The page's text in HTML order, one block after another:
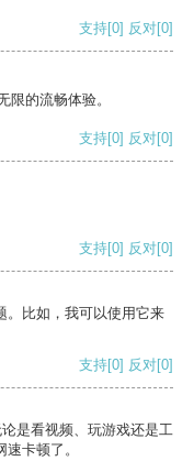
支持[0] 反对[0]
的流畅体验。
支持[0] 反对[0]
支持[0] 反对[0]
。比如，我可以使用它来
支持[0] 反对[0]
是看视频、玩游戏还是工
卡顿了。